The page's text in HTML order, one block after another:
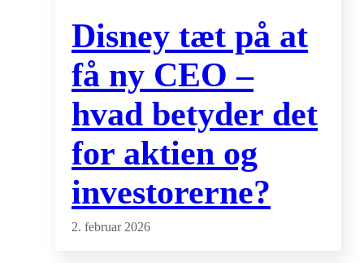
Disney tæt på at
få ny CEO –
hvad betyder det
for aktien og
investorerne?
2. februar 2026